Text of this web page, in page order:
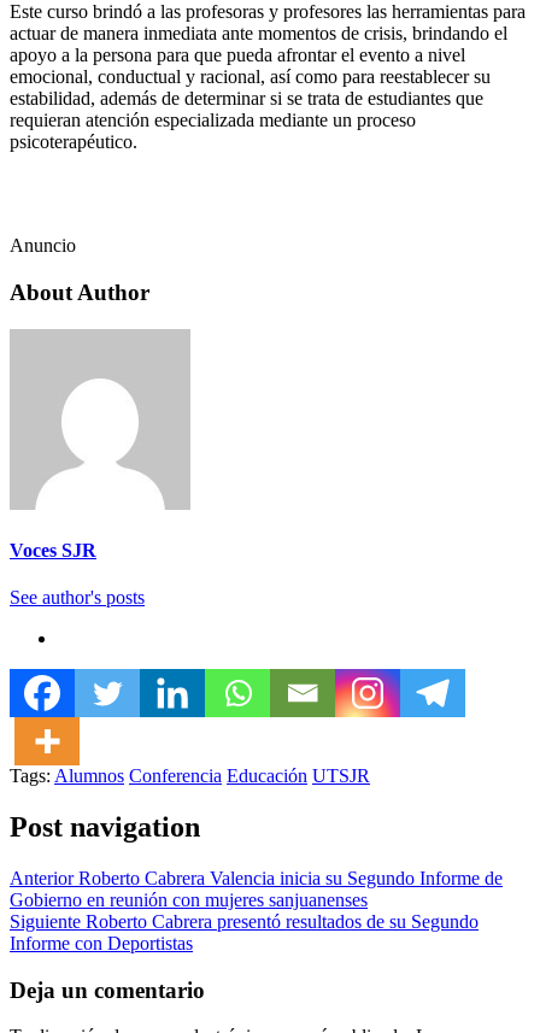
Este curso brindó a las profesoras y profesores las herramientas para
actuar de manera inmediata ante momentos de crisis, brindando el
apoyo a la persona para que pueda afrontar el evento a nivel
emocional, conductual y racional, así como para reestablecer su
estabilidad, además de determinar si se trata de estudiantes que
requieran atención especializada mediante un proceso
psicoterapéutico.
Anuncio
About Author
Voces SJR
See author's posts
Tags: Alumnos Conferencia Educación UTSJR
Post navigation
AnteriorRoberto Cabrera Valencia inicia su Segundo Informe de
Gobierno en reunión con mujeres sanjuanenses
Siguiente Roberto Cabrera presentó resultados de su Segundo
Informe con Deportistas
Deja un comentario